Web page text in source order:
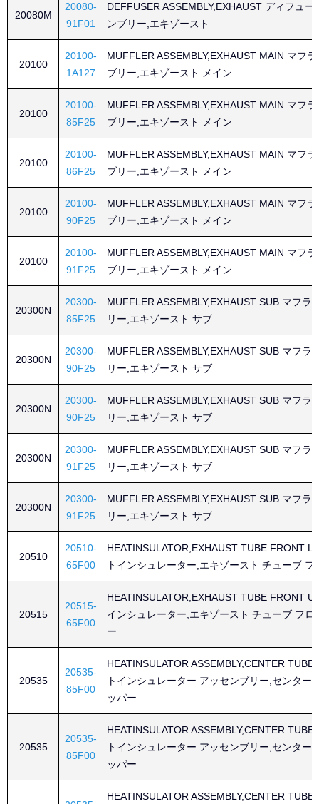
20080M
20080-
91F01
DEFFUSER ASSEMBLY,EXHAUST ディフュー
ンブリー,エキゾースト
20100
20100-
1A127
MUFFLER ASSEMBLY,EXHAUST MAIN マフ
ブリー,エキゾースト メイン
20100
20100-
85F25
MUFFLER ASSEMBLY,EXHAUST MAIN マフ
ブリー,エキゾースト メイン
20100
20100-
86F25
MUFFLER ASSEMBLY,EXHAUST MAIN マフ
ブリー,エキゾースト メイン
20100
20100-
90F25
MUFFLER ASSEMBLY,EXHAUST MAIN マフ
ブリー,エキゾースト メイン
20100
20100-
91F25
MUFFLER ASSEMBLY,EXHAUST MAIN マフ
ブリー,エキゾースト メイン
20300N
20300-
85F25
MUFFLER ASSEMBLY,EXHAUST SUB マフラ
リー,エキゾースト サブ
20300N
20300-
90F25
MUFFLER ASSEMBLY,EXHAUST SUB マフラ
リー,エキゾースト サブ
20300N
20300-
90F25
MUFFLER ASSEMBLY,EXHAUST SUB マフラ
リー,エキゾースト サブ
20300N
20300-
91F25
MUFFLER ASSEMBLY,EXHAUST SUB マフラ
リー,エキゾースト サブ
20300N
20300-
91F25
MUFFLER ASSEMBLY,EXHAUST SUB マフラ
リー,エキゾースト サブ
20510
20510-
65F00
HEATINSULATOR,EXHAUST TUBE FRONT
トインシュレーター,エキゾースト チューブ フ
20515
20515-
65F00
HEATINSULATOR,EXHAUST TUBE FRONT
インシュレーター,エキゾースト チューブ フロ
ー
20535
20535-
85F00
HEATINSULATOR ASSEMBLY,CENTER TUBE
トインシュレーター アッセンブリー,センター
ッパー
20535
20535-
85F00
HEATINSULATOR ASSEMBLY,CENTER TUBE
トインシュレーター アッセンブリー,センター
ッパー
HEATINSULATOR ASSEMBLY,CENTER TUBE